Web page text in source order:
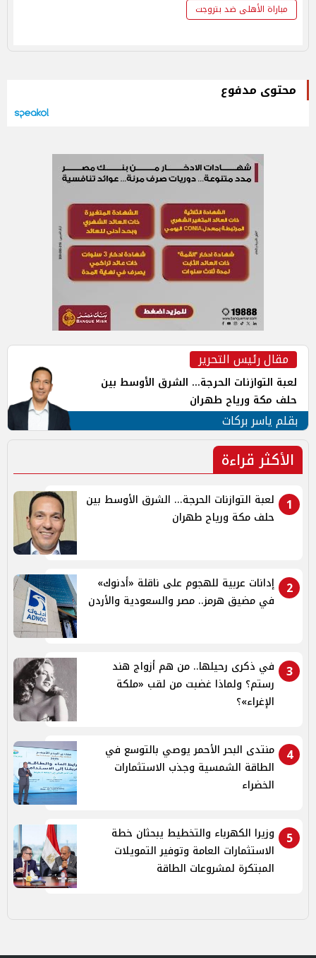
مباراة الأهلى ضد بتروجت
محتوى مدفوع
مقال رئيس التحرير
لعبة التوازنات الحرجة... الشرق الأوسط بين
حلف مكة ورياح طهران
بقلم ياسر بركات
الأكثر قراءة
1
لعبة التوازنات الحرجة... الشرق الأوسط بين
حلف مكة ورياح طهران
2
إدانات عربية للهجوم على ناقلة «أدنوك»
في مضيق هرمز.. مصر والسعودية والأردن
3
في ذكرى رحيلها.. من هم أزواج هند
رستم؟ ولماذا غضبت من لقب «ملكة
الإغراء»؟
4
منتدى البحر الأحمر يوصي بالتوسع في
الطاقة الشمسية وجذب الاستثمارات
الخضراء
5
وزيرا الكهرباء والتخطيط يبحثان خطة
الاستثمارات العامة وتوفير التمويلات
المبتكرة لمشروعات الطاقة